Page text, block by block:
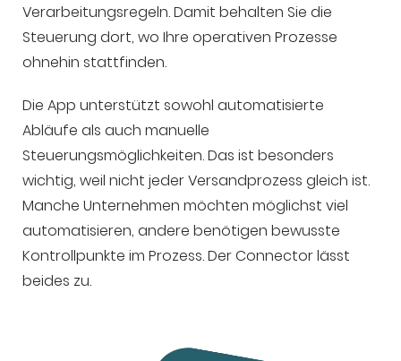
Verarbeitungsregeln. Damit behalten Sie die
Steuerung dort, wo Ihre operativen Prozesse
ohnehin stattfinden.
Die App unterstützt sowohl automatisierte
Abläufe als auch manuelle
Steuerungsmöglichkeiten. Das ist besonders
wichtig, weil nicht jeder Versandprozess gleich ist.
Manche Unternehmen möchten möglichst viel
automatisieren, andere benötigen bewusste
Kontrollpunkte im Prozess. Der Connector lässt
beides zu.